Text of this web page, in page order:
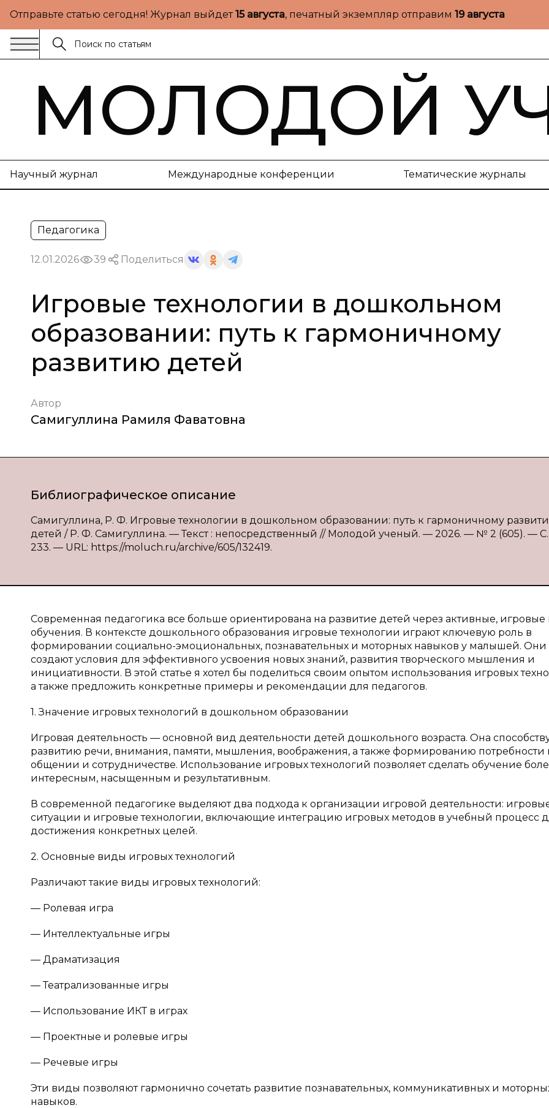
Отправьте статью сегодня! Журнал выйдет15 августа, печатный экземпляр отправим 19 августа
МОЛОДОЙ
Научный журнал Международные конференции Тематические журналы
Педагогика
12.01.2026 39 Поделиться
Игровые технологии в дошкольном
образовании: путь к гармоничному
развитию детей
Автор
Самигуллина Рамиля Фаватовна
Библиографическое описание
Самигуллина, Р. Ф. Игровые технологии в дошкольном образовании: путь к гармоничному
детей / Р. Ф. Самигуллина. — Текст : непосредственный // Молодой ученый. — 2026. — № 2 (605). — С.
233. — URL: https://moluch.ru/archive/605/132419.
Современная педагогика все больше ориентирована на развитие детей через активные,
обучения. В контексте дошкольного образования игровые технологии играют ключевую роль в
формировании социально-эмоциональных, познавательных и моторных навыков у малышей. Они
создают условия для эффективного усвоения новых знаний, развития творческого мышления и
инициативности. В этой статье я хотел бы поделиться своим опытом использования игровых
а также предложить конкретные примеры и рекомендации для педагогов.
1. Значение игровых технологий в дошкольном образовании
Игровая деятельность — основной вид деятельности детей дошкольного возраста. Она
развитию речи, внимания, памяти, мышления, воображения, а также формированию потребности
общении и сотрудничестве. Использование игровых технологий позволяет сделать обучение
интересным, насыщенным и результативным.
В современной педагогике выделяют два подхода к организации игровой деятельности:
ситуации и игровые технологии, включающие интеграцию игровых методов в учебный процесс
достижения конкретных целей.
2. Основные виды игровых технологий
Различают такие виды игровых технологий:
— Ролевая игра
— Интеллектуальные игры
— Драматизация
— Театрализованные игры
— Использование ИКТ в играх
— Проектные и ролевые игры
— Речевые игры
Эти виды позволяют гармонично сочетать развитие познавательных, коммуникативных и
навыков.